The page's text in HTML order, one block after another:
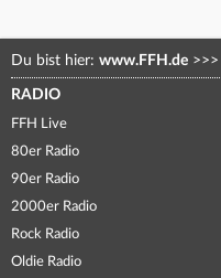
Du bist hier: www.FFH.de >>>
RADIO
FFH Live
80er Radio
90er Radio
2000er Radio
Rock Radio
Oldie Radio